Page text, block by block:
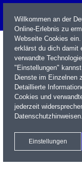
Name / WKN / ISIN /
Xetra Realtime
Willkommen an der
Online-Erlebnis zu
Webseite Cookies
erklärst du dich damit
verwandte
"Einstellungen"
Dienste im Einzelnen
Detaillierte
Cookies und
jederzeit
Datenschutzhinweisen.
Einstellungen